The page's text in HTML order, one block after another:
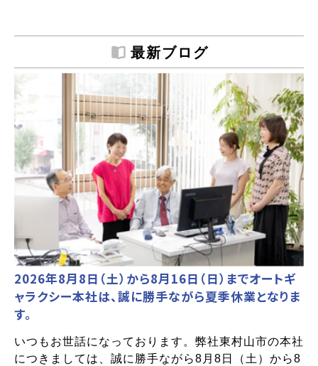
最新ブログ
2026年8月8日（土）から8月16日（日）までオートギ
ャラクシー本社は、誠に勝手ながら夏季休業となりま
す。
いつもお世話になっております。弊社東村山市の本社
につきましては、誠に勝手ながら8月8日（土）から8